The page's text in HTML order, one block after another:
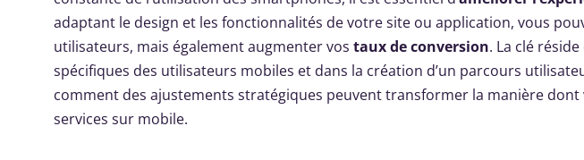
adaptant le design et les fonctionnalités de votre site ou application, vous
utilisateurs, mais également augmenter vos taux de conversion. La clé
spécifiques des utilisateurs mobiles et dans la création d’un parcours
comment des ajustements stratégiques peuvent transformer la manière
services sur mobile.